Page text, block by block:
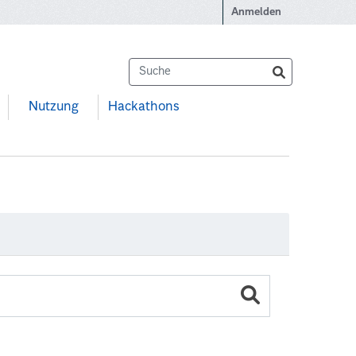
Anmelden
Nutzung Hackathons